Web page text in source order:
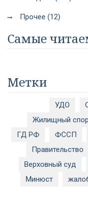
Прочее (12)
Самые
Метки
УДО
Жилищный спор
ГД РФ
ФССП
Правительство
Верховный суд
Минюст